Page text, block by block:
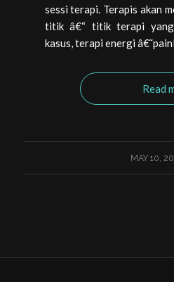
sessi terapi. Terapis akan
titik â€“ titik terapi yang
kasus, terapi energi
Read
MAY 10,